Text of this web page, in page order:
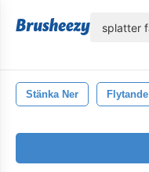
Stänka Ner Flytande